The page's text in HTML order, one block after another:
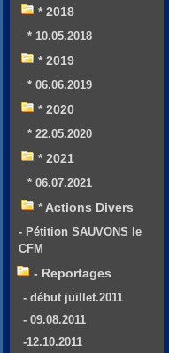
* 2018
* 10.05.2018
* 2019
* 06.06.2019
* 2020
* 22.05.2020
* 2021
* 06.07.2021
* Actions Divers
- Pétition SAUVONS le
CFM
- Reportages
- début juillet.2011
- 09.08.2011
-12.10.2011